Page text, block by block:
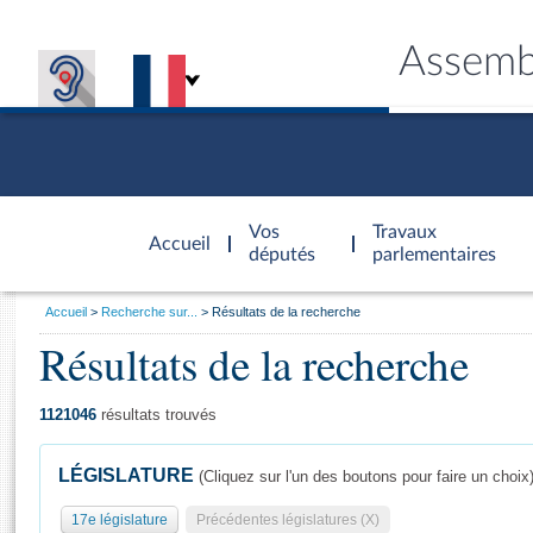
Accueil
d'accueil
Vos
députés
Travaux
parlementaires
Général
Vous
Accueil Recherche sur... Résultats de la recherche
Résultats de la recherche
1121046 résultats trouvés
LÉGISLATURE (Cliquez sur l'un des boutons pour faire un choix)
17e législature Précédentes législatures (X)